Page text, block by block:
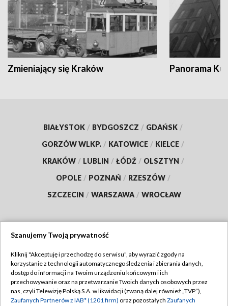
Zmieniający się Kraków Panorama
BIAŁYSTOK / BYDGOSZCZ / GDAŃSK /
GORZÓW WLKP. / KATOWICE / KIELCE /
KRAKÓW / LUBLIN / ŁÓDŹ / OLSZTYN /
OPOLE / POZNAŃ / RZESZÓW /
SZCZECIN / WARSZAWA / WROCŁAW
TVP
Abonament TVP
Emisja w TVP
Regulamin TVP
Polityka prywatności
Szanujemy Twoją prywatność
Kliknij "Akceptuję i przechodzę do serwisu", aby wyrazić zgody na
korzystanie z technologii automatycznego śledzenia i zbierania danych,
dostęp do informacji na Twoim urządzeniu końcowym i ich
przechowywanie oraz na przetwarzanie Twoich danych osobowych przez
nas, czyli Telewizję Polską S.A. w likwidacji (zwaną dalej również „TVP”),
Zaufanych Partnerów z IAB* (1201 firm) oraz pozostałych Zaufanych